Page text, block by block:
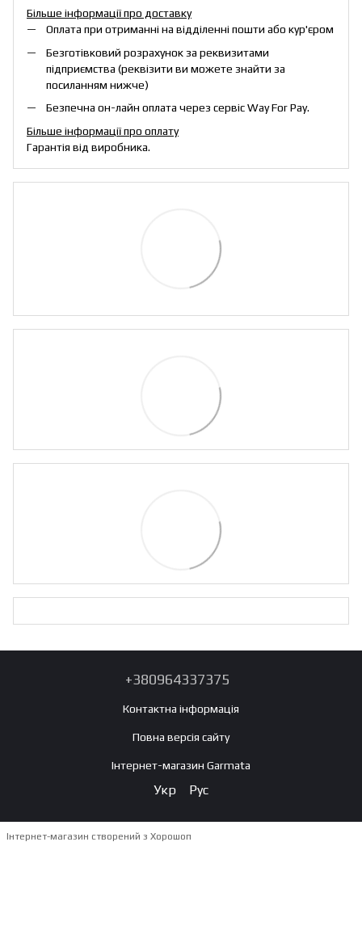
Більше інформації про доставку
Оплата при отриманні на відділенні пошти або кур'єром
Безготівковий розрахунок за реквизитами
підприємства (реквізити ви можете знайти за
посиланням нижче)
Безпечна он-лайн оплата через сервіс Way For Pay.
Більше інформації про оплату
Гарантія від виробника.
+380964337375
Контактна інформація
Повна версія сайту
Інтернет-магазин Garmata
Укр Рус
Інтернет-магазин створений з Хорошоп